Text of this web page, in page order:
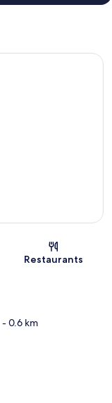
Restaurants
- 0.6 km